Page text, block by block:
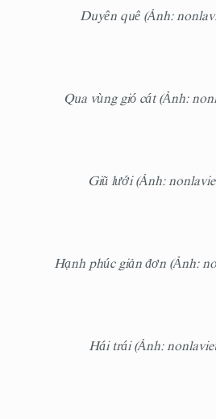
Duyên quê (Ảnh:
Qua vùng gió cát (Ảnh:
Giũ lưới (Ảnh:
Hạnh phúc giản đơn (Ảnh:
Hái trái (Ảnh: